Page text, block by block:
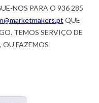
NOS PARA O 936 285
QUE
TEMOS SERVIÇO DE
OU FAZEMOS